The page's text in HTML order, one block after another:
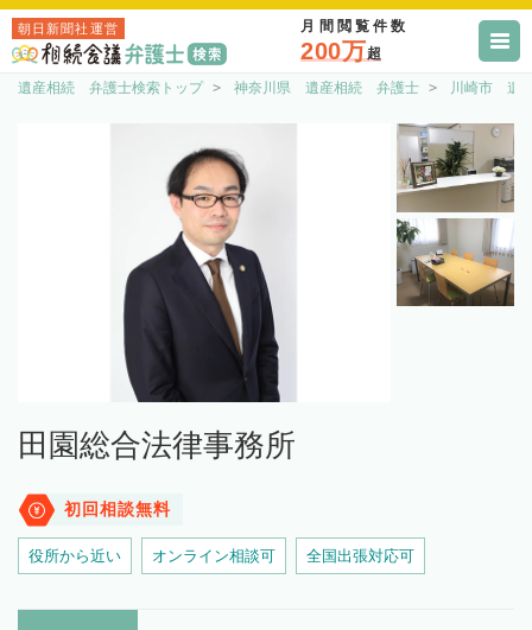
朝日新聞社運営 月間閲覧件数
200万超
遺産相続 弁護士検索トップ 神奈川県 遺産相続 弁護士 川崎市 遺
田園総合法律事務所
初回相談無料
役所から近い オンライン相談可 全国出張対応可